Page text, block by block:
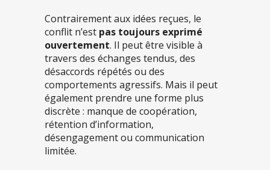
Contrairement aux idées reçues, le
conflit n’est pas toujours exprimé
ouvertement. Il peut être visible à
travers des échanges tendus, des
désaccords répétés ou des
comportements agressifs. Mais il peut
également prendre une forme plus
discrète : manque de coopération,
rétention d’information,
désengagement ou communication
limitée.